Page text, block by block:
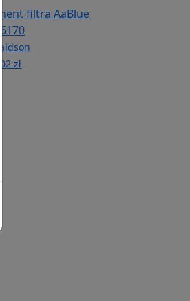
filtra AaBlue
zł